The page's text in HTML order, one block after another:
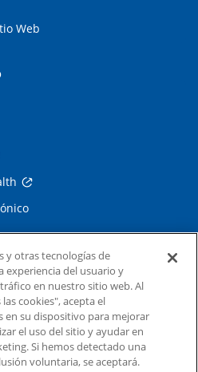
Web
y otras tecnologías de
experiencia del usuario y
en nuestro sitio web. Al
cookies", acepta el
en su dispositivo para mejorar
el uso del sitio y ayudar en
Si hemos detectado una
voluntaria, se aceptará.